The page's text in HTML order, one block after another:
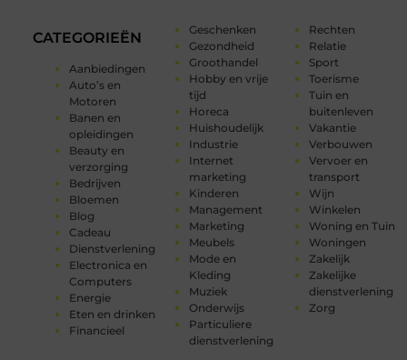
CATEGORIEËN
Aanbiedingen
Auto’s en
Motoren
Banen en
opleidingen
Beauty en
verzorging
Bedrijven
Bloemen
Blog
Cadeau
Dienstverlening
Electronica en
Computers
Energie
Eten en drinken
Financieel
Geschenken
Gezondheid
Groothandel
Hobby en vrije
tijd
Horeca
Huishoudelijk
Industrie
Internet
marketing
Kinderen
Management
Marketing
Meubels
Mode en
Kleding
Muziek
Onderwijs
Particuliere
dienstverlening
Rechten
Relatie
Sport
Toerisme
Tuin en
buitenleven
Vakantie
Verbouwen
Vervoer en
transport
Wijn
Winkelen
Woning en Tuin
Woningen
Zakelijk
Zakelijke
dienstverlening
Zorg